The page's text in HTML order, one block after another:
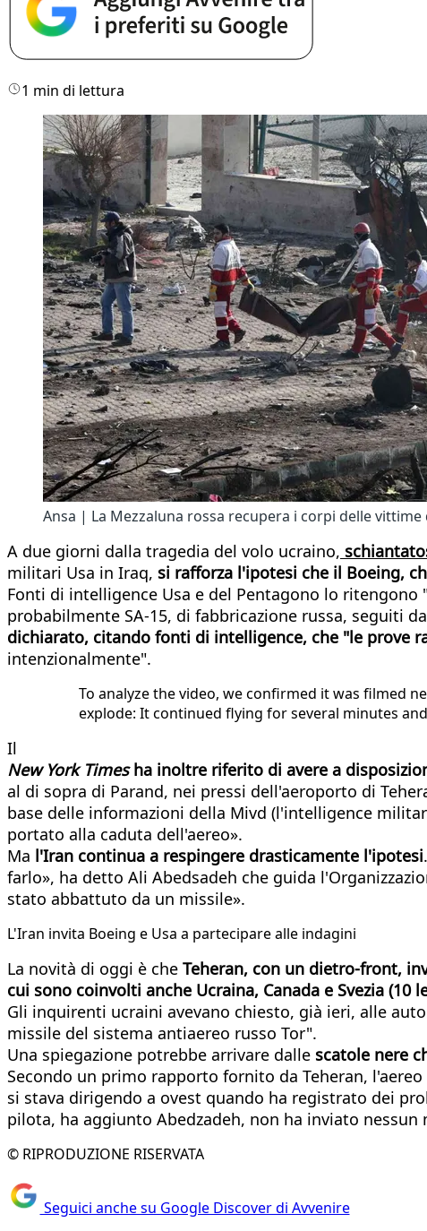
1 min di lettura
Ansa | La Mezzaluna rossa recupera i corpi delle vittime
A due giorni dalla tragedia del volo ucraino,
militari Usa in Iraq, si rafforza l'ipotesi che il Boeing,
Fonti di intelligence Usa e del Pentagono lo
probabilmente SA-15, di fabbricazione russa, seguiti
dichiarato, citando fonti di intelligence, che "le prove
intenzionalmente".
To analyze the video, we confirmed it was filmed
explode: It continued flying for several minutes
Il
New York Timesha inoltre riferito di avere a
al di sopra di Parand, nei pressi dell'aeroporto di
base delle informazioni della Mivd (l'intelligence
portato alla caduta dell'aereo».
Ma l'Iran continua a respingere drasticamente l'ipotesi
farlo», ha detto Ali Abedsadeh che guida
stato abbattuto da un missile».
L'Iran invita Boeing e Usa a partecipare alle indagini
La novità di oggi è che Teheran, con un dietro-front,
cui sono coinvolti anche Ucraina, Canada e Svezia (10
Gli inquirenti ucraini avevano chiesto, già ieri, alle
missile del sistema antiaereo russo Tor".
Una spiegazione potrebbe arrivare dalle scatole nere
Secondo un primo rapporto fornito da Teheran,
si stava dirigendo a ovest quando ha registrato dei
pilota, ha aggiunto Abedzadeh, non ha inviato
© RIPRODUZIONE RISERVATA
Seguici anche su Google Discover di Avvenire